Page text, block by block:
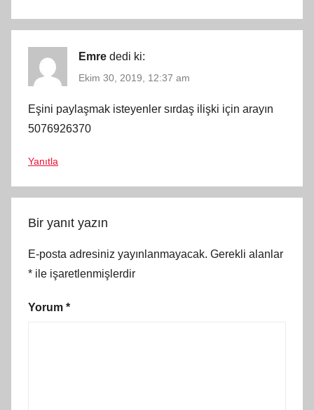
Emre dedi ki:
Ekim 30, 2019, 12:37 am
Eşini paylaşmak isteyenler sırdaş ilişki için arayın
5076926370
Yanıtla
Bir yanıt yazın
E-posta adresiniz yayınlanmayacak. Gerekli alanlar
* ile işaretlenmişlerdir
Yorum *